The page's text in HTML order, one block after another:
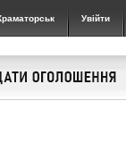
Увійти